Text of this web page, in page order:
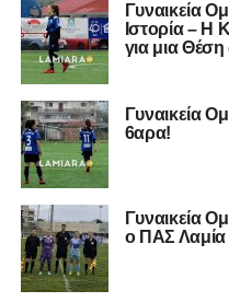
Γυναικεία
Ιστορία – Η
για μια
Γυναικεία
6αρα!
Γυναικεία
ο ΠΑΣ Λαμία